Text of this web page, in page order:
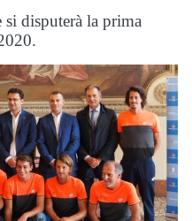
si disputerà la prima